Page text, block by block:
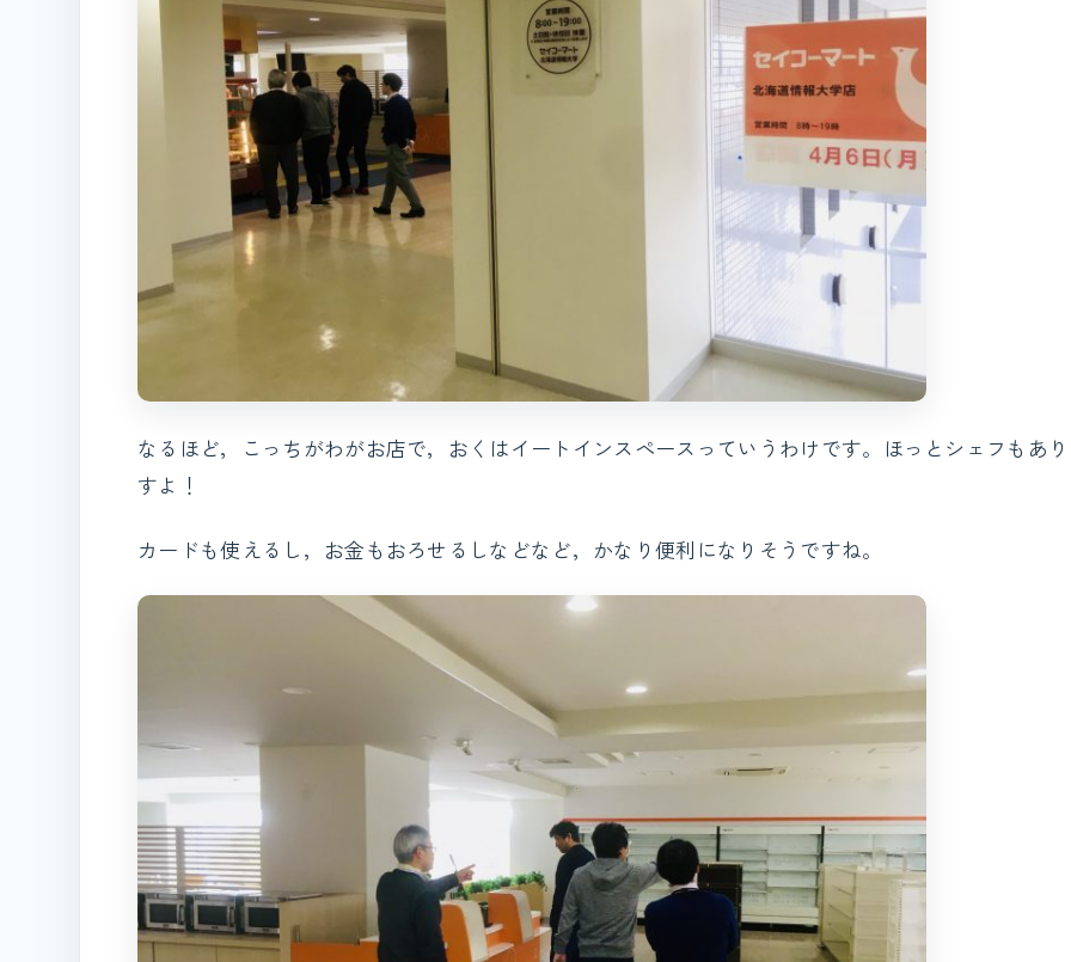
なるほど，こっちがわがお店で，おくはイートインスペースっていうわけです。ほっとシェフもあ
すよ！
カードも使えるし，お金もおろせるしなどなど，かなり便利になりそうですね。